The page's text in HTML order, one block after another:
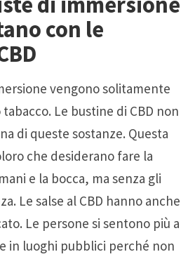
con le
vengono solitamente
Le bustine di CBD non
di queste sostanze. Questa
che desiderano fare la
e la bocca, ma senza gli
Le salse al CBD hanno anche
Le persone si sentono più a
in luoghi pubblici perché non